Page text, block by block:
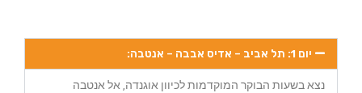
יום 1: תל אביב – אדיס אבבה – אנטבה:
נצא בשעות הבוקר המוקדמות לכיוון אוגנדה, אל אנטבה